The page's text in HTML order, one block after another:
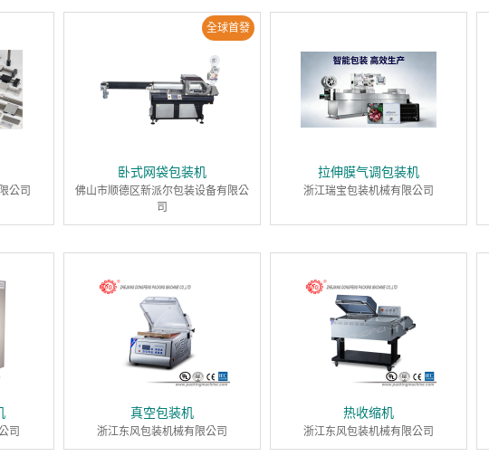
公司
全球首發
卧式网袋包装机
佛山市顺德区新派尔包装设备有限公
司
拉伸膜气调包装机
浙江瑞宝包装机械有限公司
司
真空包装机
浙江东风包装机械有限公司
热收缩机
浙江东风包装机械有限公司